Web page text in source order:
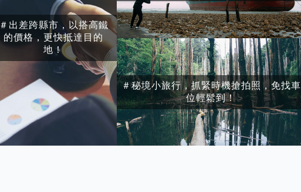
＃出差跨縣市，以搭高鐵
的價格，更快抵達目的
地！
＃秘境小旅行，抓緊時機搶拍照，免找車
位輕鬆到！